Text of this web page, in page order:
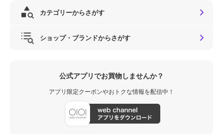
カテゴリーからさがす
ショップ・ブランドからさがす
公式アプリでお買物しませんか？
アプリ限定クーポンやおトクな情報を配信中！